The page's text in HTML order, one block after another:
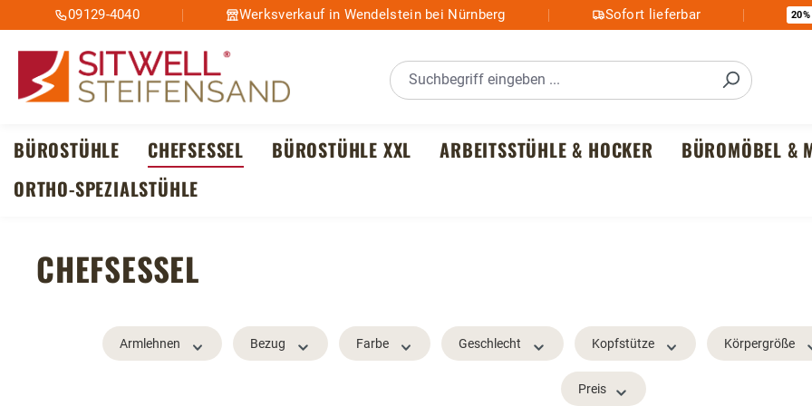
Hauptinhalt springen
Zur Suche springen
Zur Hauptnavigation springen
09129-4040 Werksverkauf in Wendelstein bei Nürnberg Sofort lieferbar 20%
BÜROSTÜHLE CHEFSESSEL BÜROSTÜHLE XXL ARBEITSSTÜHLE & HOCKER BÜROMÖBEL &
ORTHO-SPEZIALSTÜHLE
CHEFSESSEL
Armlehnen Bezug Farbe Geschlecht Kopfstütze Körpergröße
Preis